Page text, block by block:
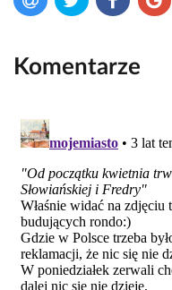
Komentarze